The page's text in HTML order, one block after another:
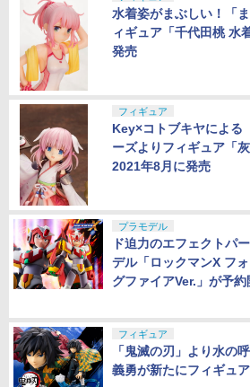
水着姿がまぶしい！「
ィギュア「千代田桃 水
発売
フィギュア
Key×コトブキヤによる
ーズよりフィギュア「
2021年8月に発売
プラモデル
ド迫力のエフェクトパ
デル「ロックマンX フ
グファイアVer.」が予約
フィギュア
「鬼滅の刃」より水の
義勇が新たにフィギュア